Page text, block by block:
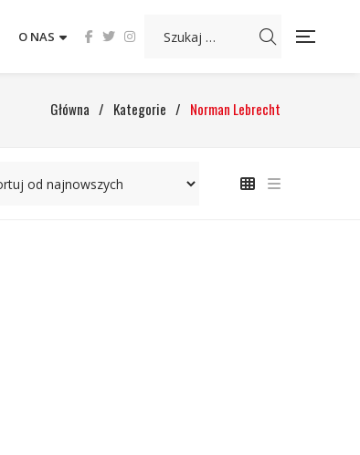
O NAS
Główna / Kategorie / Norman Lebrecht